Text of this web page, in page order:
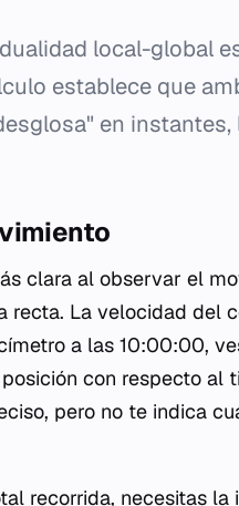
local-global
establece que
en
clara al observar el
recta. La velocidad del
a las 10:00:00,
con respecto al
pero no te indica
recorrida, necesitas